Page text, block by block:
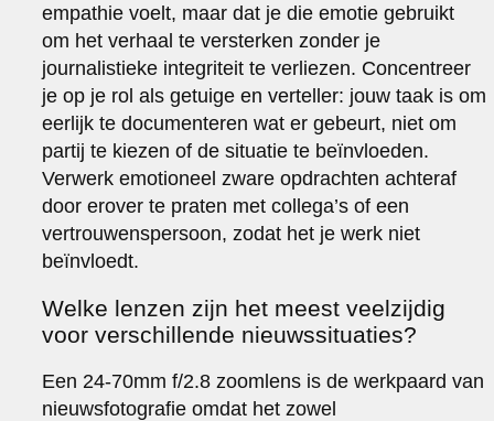
empathie voelt, maar dat je die emotie gebruikt
om het verhaal te versterken zonder je
journalistieke integriteit te verliezen. Concentreer
je op je rol als getuige en verteller: jouw taak is om
eerlijk te documenteren wat er gebeurt, niet om
partij te kiezen of de situatie te beïnvloeden.
Verwerk emotioneel zware opdrachten achteraf
door erover te praten met collega’s of een
vertrouwenspersoon, zodat het je werk niet
beïnvloedt.
Welke lenzen zijn het meest veelzijdig
voor verschillende nieuwssituaties?
Een 24-70mm f/2.8 zoomlens is de werkpaard van
nieuwsfotografie omdat het zowel